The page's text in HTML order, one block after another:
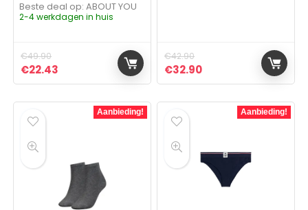
Beste deal op:
ABOUT YOU
2-4 werkdagen in huis
€49.90
Oorspronkelijke prijs was: €49.90.
€22.43 Huidige prijs is: €22.43.
€42.90
Oorspronkelijke prijs
€32.90Huidige prijs is:
Aanbieding! Aanbieding!